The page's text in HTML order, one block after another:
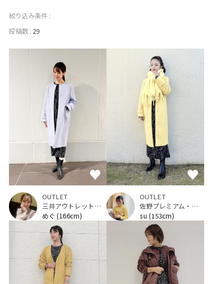
絞り込み条件 :
投稿数 : 29
OUTLET
三井アウトレットパーク 仙台港
めぐ (166cm)
OUTLET
佐野プレミアム・アウトレット
su (153cm)